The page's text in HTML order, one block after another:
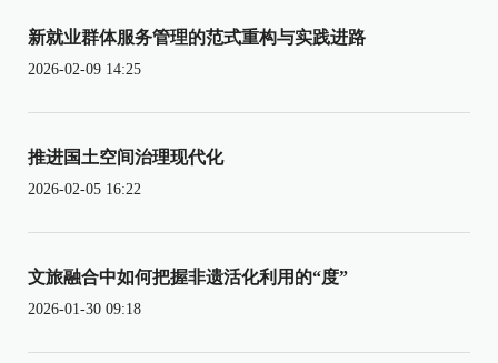
新就业群体服务管理的范式重构与实践进路
2026-02-09 14:25
推进国土空间治理现代化
2026-02-05 16:22
文旅融合中如何把握非遗活化利用的“度”
2026-01-30 09:18